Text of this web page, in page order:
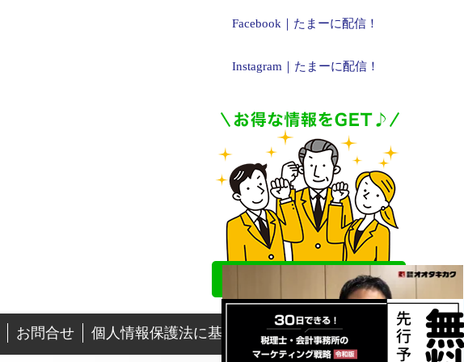
Facebook｜たまーに配信！
Instagram｜たまーに配信！
お問合せ 個人情報保護法に基づく表記